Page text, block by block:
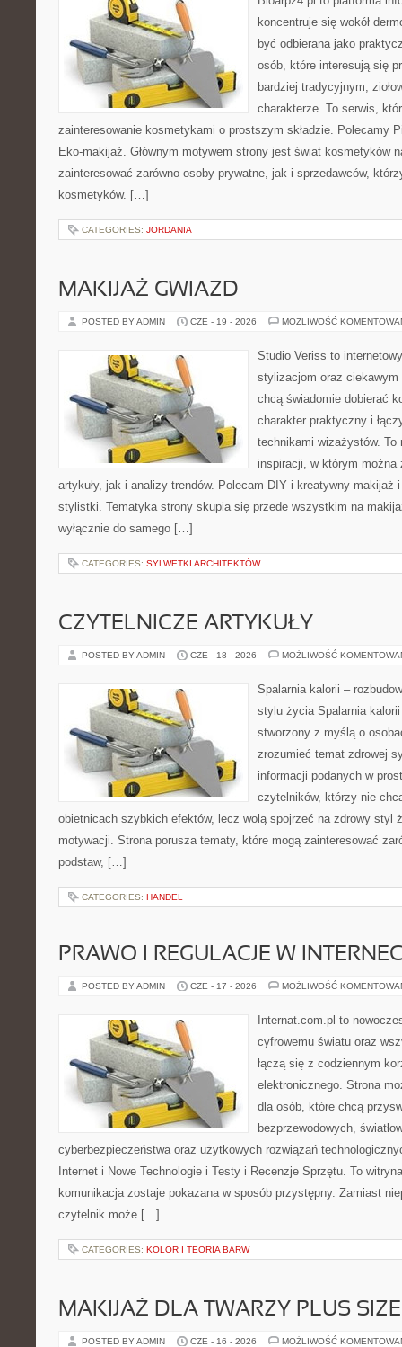
koncentruje się wokół
być odbierana jako
osób, które interesują się
bardziej tradycyjnym,
charakterze. To serwis,
zainteresowanie kosmetykami o prostszym składzie. Polecamy
Eko-makijaż. Głównym motywem strony jest świat kosmetyków
zainteresować zarówno osoby prywatne, jak i sprzedawców,
kosmetyków. […]
CATEGORIES: JORDANIA
MAKIJAŻ GWIAZD
POSTED BY ADMIN CZE - 19 - 2026 MOŻLIWOŚĆ
Studio Veriss to
stylizacjom oraz ciekawym
chcą świadomie dobierać
charakter praktyczny i
technikami wizażystów. To
inspiracji, w którym
artykuły, jak i analizy trendów. Polecam DIY i kreatywny makijaż
stylistki. Tematyka strony skupia się przede wszystkim na
wyłącznie do samego […]
CATEGORIES: SYLWETKI ARCHITEKTÓW
CZYTELNICZE ARTYKUŁY
POSTED BY ADMIN CZE - 18 - 2026 MOŻLIWOŚĆ
Spalarnia kalorii –
stylu życia Spalarnia
stworzony z myślą o
zrozumieć temat zdrowej
informacji podanych w
czytelników, którzy nie
obietnicach szybkich efektów, lecz wolą spojrzeć na zdrowy styl
motywacji. Strona porusza tematy, które mogą zainteresować
podstaw, […]
CATEGORIES: HANDEL
PRAWO I REGULACJE W
POSTED BY ADMIN CZE - 17 - 2026 MOŻLIWOŚĆ
Internat.com.pl to
cyfrowemu światu oraz
łączą się z codziennym
elektronicznego. Strona
dla osób, które chcą
bezprzewodowych,
cyberbezpieczeństwa oraz użytkowych rozwiązań
Internet i Nowe Technologie i Testy i Recenzje Sprzętu. To
komunikacja zostaje pokazana w sposób przystępny. Zamiast
czytelnik może […]
CATEGORIES: KOLOR I TEORIA BARW
MAKIJAŻ DLA TWARZY PLUS SIZE
POSTED BY ADMIN CZE - 16 - 2026 MOŻLIWOŚĆ